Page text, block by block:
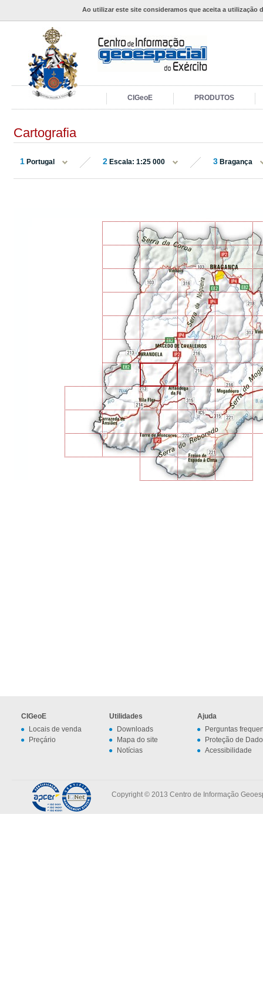
Ao utilizar este site consideramos que aceita a utilização
CIGeoE PRODUTOS
Cartografia
1 Portugal 2 Escala: 1:25 000 3 Bragança
CIGeoE
Locais de venda
Preçário
Utilidades
Downloads
Mapa do site
Notícias
Ajuda
Perguntas
Proteção de
Acessibilidade
Copyright © 2013 Centro de Informação